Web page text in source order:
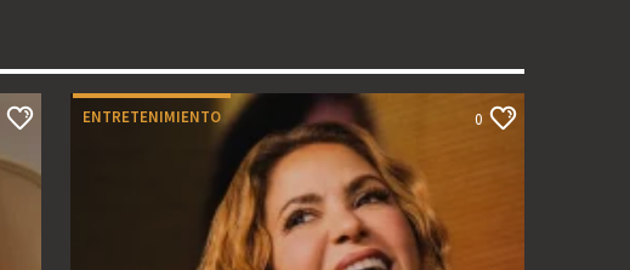
ENTRETENIMIENTO 0